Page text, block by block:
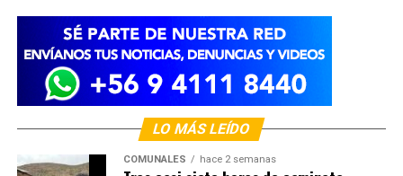
LO MÁS LEÍDO
COMUNALES hace 2 semanas